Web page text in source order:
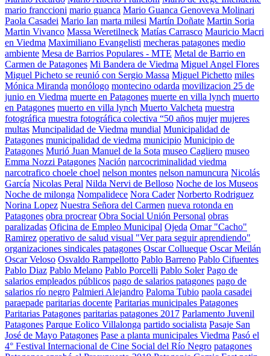
mario franccioni mario guanca Mario Guanca Genoveva Molinari
Paola Casadei Mario Ian marta milesi Martín Doñate Martin Soria
Martin Vivanco Massa Weretilneck Matías Carrasco Mauricio Macri
en Viedma Maximiliano Evangelisti mecheras patagones medio
ambiente Mesa de Barrios Populares - MTE Metal de Barrio en
Carmen de Patagones Mi Bandera de Viedma Miguel Angel Flores
Miguel Picheto se reunió con Sergio Massa Miguel Pichetto miles
Mónica Miranda monólogo montecino odarda movilizacion 25 de
junio en Viedma muerte en Patagones muerte en villa lynch muerto
en Patagones muerto en villa lynch Muerto Valcheta muestra
fotográfica muestra fotográfica colectiva “50 años mujer mujeres
multas Muncipalidad de Viedma mundial Municipalidad de
Patagones municipalidad de viedma municipio Municipio de
Patagones Murió Juan Manuel de la Sota museo Cagliero museo
Emma Nozzi Patagones Nación narcocriminalidad viedma
narcotrafico choele choel nelson montes nelson namuncura Nicolás
García Nicolas Peral Nilda Nervi de Belloso Noche de los Museos
Noche de milonga Nompalidece Nora Cader Norberto Rodriguez
Norina Lopez Nuestra Señora del Carmen nueva rotonda en
Patagones obra procrear Obra Social Unión Personal obras
paralizadas Oficina de Empleo Municipal Ojeda Omar "Cacho"
Ramirez operativo de salud visual "Ver para seguir aprendiendo"
organizaciones sindicales patagones Oscar Collueque Oscar Meilán
Oscar Veloso Osvaldo Rampellotto Pablo Barreno Pablo Cifuentes
Pablo Diaz Pablo Melano Pablo Porcelli Pablo Soler Pago de
salarios empleados públicos pago de salarios patagones pago de
salarios río negro Palmieri Alejandro Paloma Tubio paola casadei
paraepade paritarias docente Paritarias municipales Patagones
Paritarias Patagones paritarias patagones 2017 Parlamento Juvenil
Patagones Parque Eolico Villalonga partido socialista Pasaje San
José de Mayo Patagones Pase a planta municipales Viedma Pasó el
4° Festival Internacional de Cine Social del Río Negro patagones